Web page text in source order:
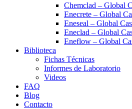
Chemclad – Global
Enecrete – Global
Eneseal – Global
Eneclad – Global
Eneflow – Global
Biblioteca
Fichas Técnicas
Informes de Laboratorio
Videos
FAQ
Blog
Contacto